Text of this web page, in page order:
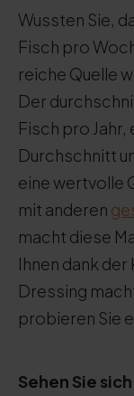
Wussten Sie,
Fisch pro
reiche Quelle
Der
Fisch pro Jahr,
Durchschnitt
eine wertvolle
mit anderen
macht diese
Ihnen dank
Dressing
probieren Sie
Sehen Sie